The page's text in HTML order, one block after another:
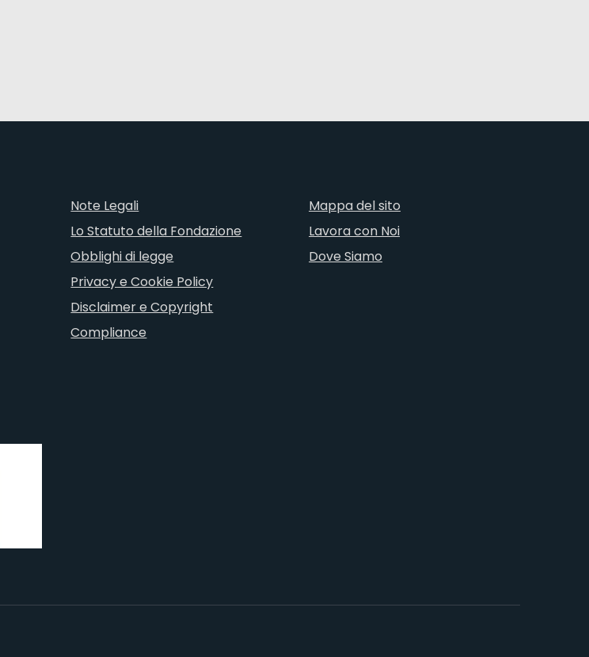
Note Legali
Lo Statuto della Fondazione
Obblighi di legge
Privacy e Cookie Policy
Disclaimer e Copyright
Compliance
Mappa del sito
Lavora con Noi
Dove Siamo